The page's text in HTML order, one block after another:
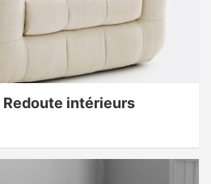
Redoute intérieurs